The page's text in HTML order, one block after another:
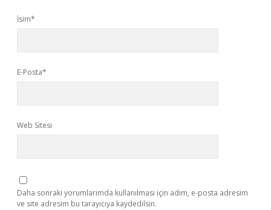
İsim*
E-Posta*
Web Sitesi
Daha sonraki yorumlarımda kullanılması için adım, e-posta adresim
ve site adresim bu tarayıcıya kaydedilsin.